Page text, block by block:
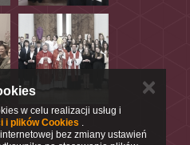
w celu realizacji usług i
i plików Cookies .
bez zmiany ustawień
✕